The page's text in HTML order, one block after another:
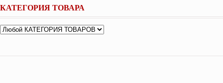
КАТЕГОРИЯ ТОВАРА